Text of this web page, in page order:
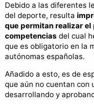
Debido a las diferentes
del deporte, resulta
que permitan realizar
competencias del cual
que es obligatorio en la
autónomas españolas.
Añadido a esto, es de
que aún no cuentan con
desarrollando y